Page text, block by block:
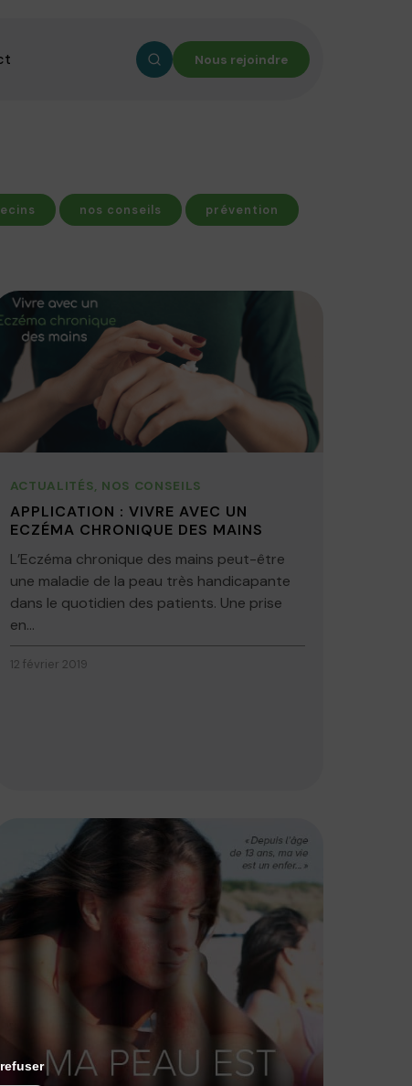
Nous rejoindre
nos conseils prévention
ACTUALITÉS, NOS CONSEILS
APPLICATION : VIVRE AVEC UN
ECZÉMA CHRONIQUE DES MAINS
L’Eczéma chronique des mains peut-être
une maladie de la peau très handicapante
dans le quotidien des patients. Une prise
en...
12 février 2019